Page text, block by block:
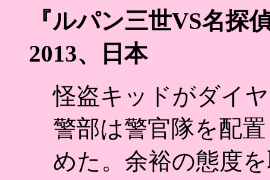
『ルパン三世VS名
2013、日本
怪盗キッドがダイ
警部は警官隊を配
めた。余裕の態度